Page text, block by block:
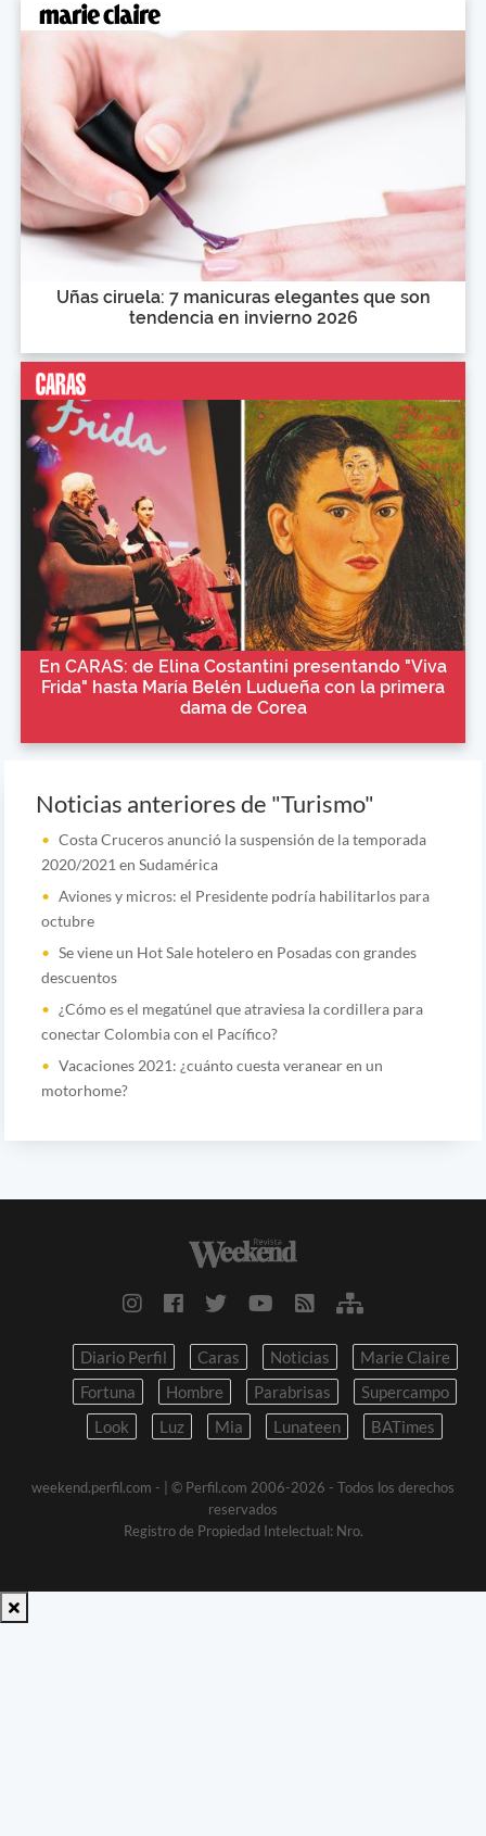
Uñas ciruela: 7 manicuras elegantes que son
tendencia en invierno 2026
En CARAS: de Elina Costantini presentando "Viva
Frida" hasta María Belén Ludueña con la primera
dama de Corea
Noticias anteriores de "Turismo"
Costa Cruceros anunció la suspensión de la temporada
2020/2021 en Sudamérica
Aviones y micros: el Presidente podría habilitarlos para
octubre
Se viene un Hot Sale hotelero en Posadas con grandes
descuentos
¿Cómo es el megatúnel que atraviesa la cordillera para
conectar Colombia con el Pacífico?
Vacaciones 2021: ¿cuánto cuesta veranear en un
motorhome?
Diario Perfil Caras Noticias
Marie Claire
Fortuna
Hombre Parabrisas
Supercampo
Look
Luz Mia Lunateen BATimes
weekend.perfil.com -
| © Perfil.com 2006-2026 - Todos los derechos
reservados
Registro de Propiedad Intelectual: Nro.